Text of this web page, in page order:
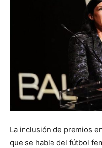
La inclusión de premios
que se hable del fútbol